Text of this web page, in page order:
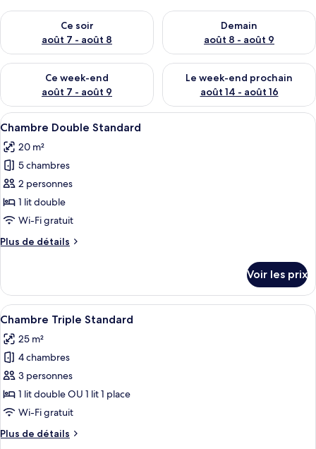
Ce soir
août 7 - août 8
Vérifier la disponibilité pour ce soir août 7 - août 8
Demain
août 8 - août 9
Vérifier la disponibilité pour
Ce week-end
août 7 - août 9
Vérifier la disponibilité pour ce week-end août 7 - août 9
Le week-end prochain
août 14 - août 16
Vérifier la disponibilité pour
Afficher
toutes
les
photos
pour
ce
type
chambre :
Standard
Chambre Double Standard | Literie
13
Chambre Double Standard
20 m²
5 chambres
2 personnes
1 lit double
Wi-Fi gratuit
Plus de détails
Plus
le
type
de
Chambre
Double
Standard
Voir les prix
Afficher
toutes
les
photos
pour
ce
type
chambre :
Chambre Triple Standard | Literie
11
Chambre Triple Standard
25 m²
4 chambres
3 personnes
1 lit double OU 1 lit 1 place
Wi-Fi gratuit
Plus de détails
Plus